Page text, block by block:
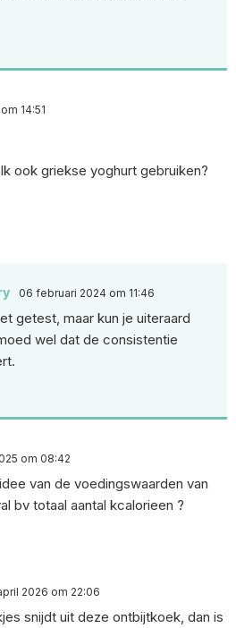
14:51
ook griekse yoghurt gebruiken?
06 februari 2024 om 11:46
getest, maar kun je uiteraard
wel dat de consistentie
om 08:42
van de voedingswaarden van
bv totaal aantal kcalorieen ?
2026 om 22:06
snijdt uit deze ontbijtkoek, dan is